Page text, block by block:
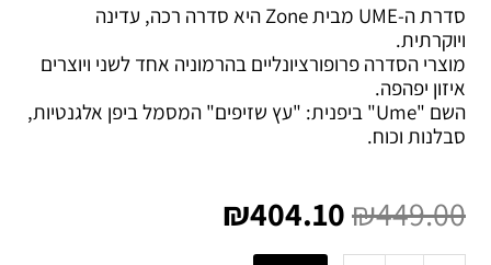
סדרת ה-UME מבית Zone היא סדרה רכה, עדינה
ויוקרתית.
מוצרי הסדרה פרופורציונליים בהרמוניה אחד לשני ויוצרים
איזון יפהפה.
השם "Ume" ביפנית: "עץ שזיפים" המסמל ביפן אלגנטיות,
סבלנות וכוח.
₪449.00 המקורי
היה:
₪449.00.
₪404.10